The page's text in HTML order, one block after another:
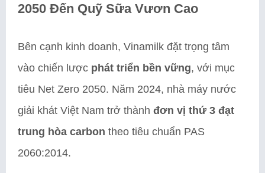
2050 Đến Quỹ Sữa Vươn Cao
Bên cạnh kinh doanh, Vinamilk đặt trọng tâm
vào chiến lược phát triển bền vững, với mục
tiêu Net Zero 2050. Năm 2024, nhà máy nước
giải khát Việt Nam trở thành đơn vị thứ 3 đạt
trung hòa carbon theo tiêu chuẩn PAS
2060:2014.